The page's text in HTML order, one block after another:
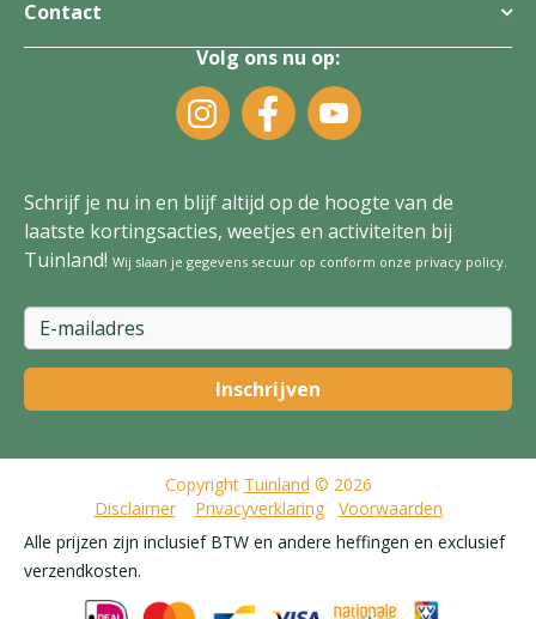
Contact
Volg ons nu op:
Schrijf je nu in en blijf altijd op de hoogte van de
laatste kortingsacties, weetjes en activiteiten bij
Tuinland! Wij slaan je gegevens secuur op conform onze privacy policy.
Copyright Tuinland © 2026
Disclaimer
Privacyverklaring
Voorwaarden
Alle prijzen zijn inclusief BTW en andere heffingen en exclusief
verzendkosten.